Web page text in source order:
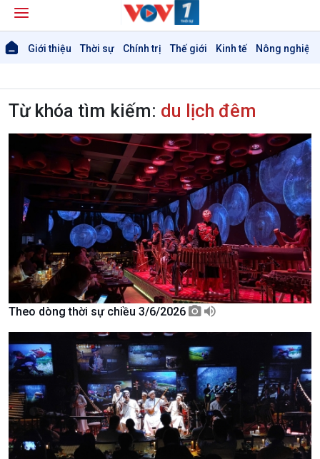
Giới thiệu Thời sự Chính trị Thế giới Kinh tế Nông nghiệp
Giới thiệu
Thời sự
Thời sự 6h
Thời sự 12h
Thời sự 18h
Thời sự 21h30
Bản tin
Chuyên mục
Từ khóa tìm kiếm: du lịch đêm
Theo dòng thời sự chiều 3/6/2026